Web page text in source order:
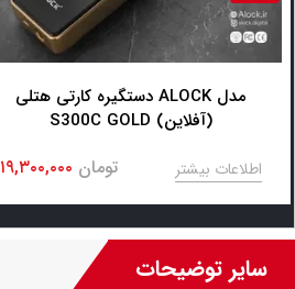
دستگیره کارتی هتلی ALOCK مدل
S300C GOLD (آفلاین)
اطلاعات بیشتر ۱۹,۳۰۰,۰۰۰ تومان
سایر توضیحات